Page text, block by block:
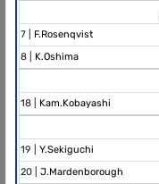
7 | F.Rosenqvist
8 | K.Oshima
18 | Kam.Kobayashi
19 | Y.Sekiguchi
20 | J.Mardenborough